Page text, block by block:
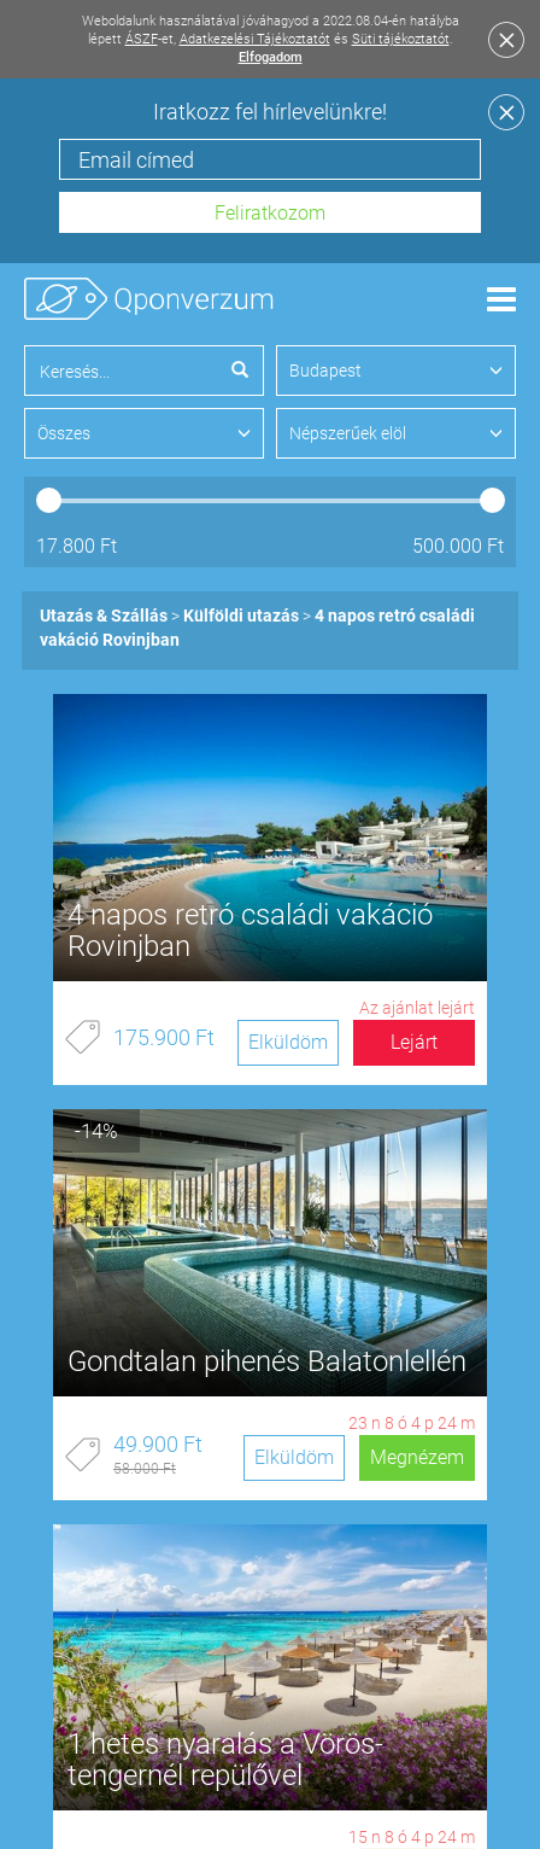
Weboldalunk használatával jóváhagyod a 2022.08.04-én hatályba
lépett ÁSZF-et, Adatkezelési Tájékoztatót és Süti tájékoztatót.
Elfogadom
Iratkozz fel hírlevelünkre!
Budapest
Összes Népszerűek elöl
17.800 Ft 500.000 Ft
Utazás & Szállás Külföldi utazás
4 napos retró családi
vakáció Rovinjban
4 napos retró családi vakáció
Rovinjban
Az ajánlat lejárt
175.900 Ft Lejárt
Elküldöm
-14%
Gondtalan pihenés Balatonlellén
23 n 8 ó4 p 23 m
49.900 Ft
58.000 Ft Megnézem
Elküldöm
1 hetes nyaralás a Vörös-
tengernél repülővel
15 n 8 ó4 p 23 m